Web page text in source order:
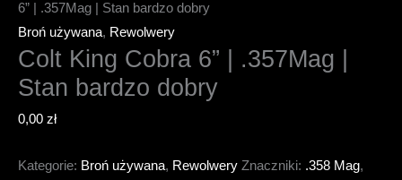
6” | .357Mag | Stan bardzo dobry
Broń używana, Rewolwery
Colt King Cobra 6” | .357Mag |
Stan bardzo dobry
0,00 zł
Kategorie: Broń używana, Rewolwery Znaczniki: .358 Mag,